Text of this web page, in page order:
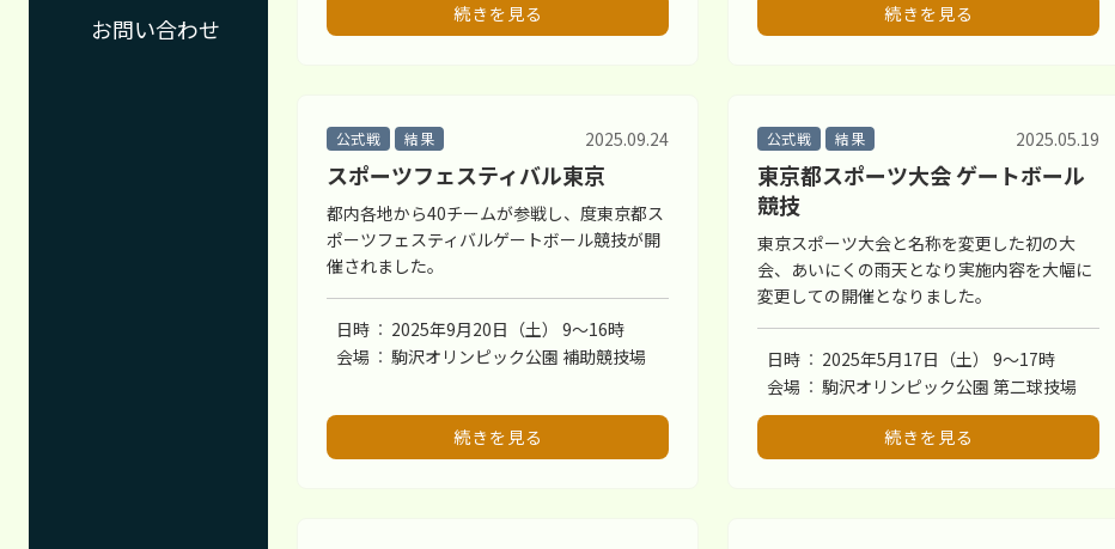
お問い合わせ 続きを見る 続きを見る
公式戦 結果
スポーツフェスティバル東京
2025.09.24
都内各地から40チームが参戦し、度東京都ス
ポーツフェスティバルゲートボール競技が開
催されました。
日時
2025年9月20日（土） 9〜16時
会場
駒沢オリンピック公園 補助競技場
続きを見る
公式戦 結果
東京都スポーツ大会 ゲートボール
競技
2025.05.19
東京スポーツ大会と名称を変更した初の大
会、あいにくの雨天となり実施内容を大幅に
変更しての開催となりました。
日時
2025年5月17日（土） 9〜17時
会場
駒沢オリンピック公園 第二球技場
続きを見る